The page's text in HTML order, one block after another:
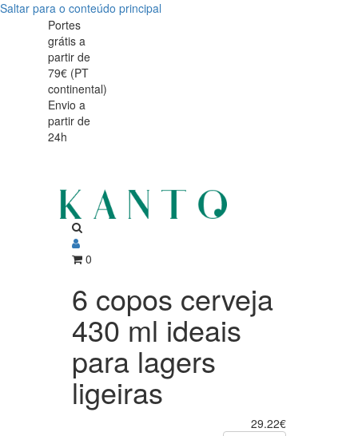
Saltar para o conteúdo principal
copos
cerveja
ideais
lagers
ligeiras
copos
cerveja
lagers
ligeiras
Portes
grátis a
partir de
79€ (PT
continental)
Envio a
partir de
24h
0
6 copos cerveja
430 ml ideais
para lagers
ligeiras
29.22€